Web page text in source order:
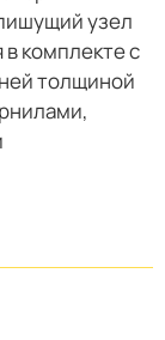
узел
комплекте с
толщиной